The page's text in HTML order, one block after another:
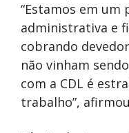
“Estamos em um
administrativa e
cobrando
não vinham
com a CDL é
trabalho”,